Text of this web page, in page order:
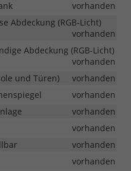
vorhanden
Abdeckung (RGB-Licht)
vorhanden
Abdeckung (RGB-Licht)
vorhanden
und Türen)
vorhanden
vorhanden
vorhanden
vorhanden
vorhanden
vorhanden